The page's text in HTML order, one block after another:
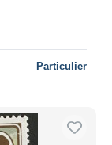
Particulier